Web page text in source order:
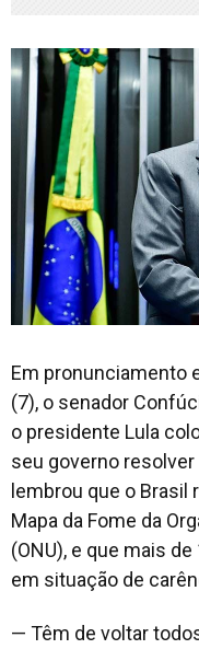
Em pronunciamento
(7), o senador
o presidente Lula
seu governo
lembrou que o Brasil
Mapa da Fome da
(ONU), e que mais
em situação de
— Têm de voltar